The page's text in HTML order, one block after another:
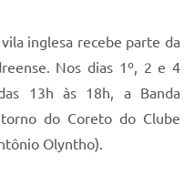
inglesa recebe parte da
Nos dias 1º, 2 e 4
13h às 18h, a Banda
do Coreto do Clube
Olyntho).